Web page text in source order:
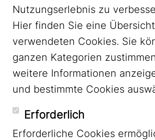
LinkedIn
YouTube
Nutzungserlebnis zu
Hier finden Sie eine
verwendeten Cookies. Sie
ganzen Kategorien
weitere Informationen
und bestimmte Cookies
Erforderlich
Erforderliche Cookies